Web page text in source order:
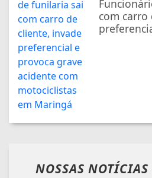
com carro
NOSSAS NOTÍCIAS